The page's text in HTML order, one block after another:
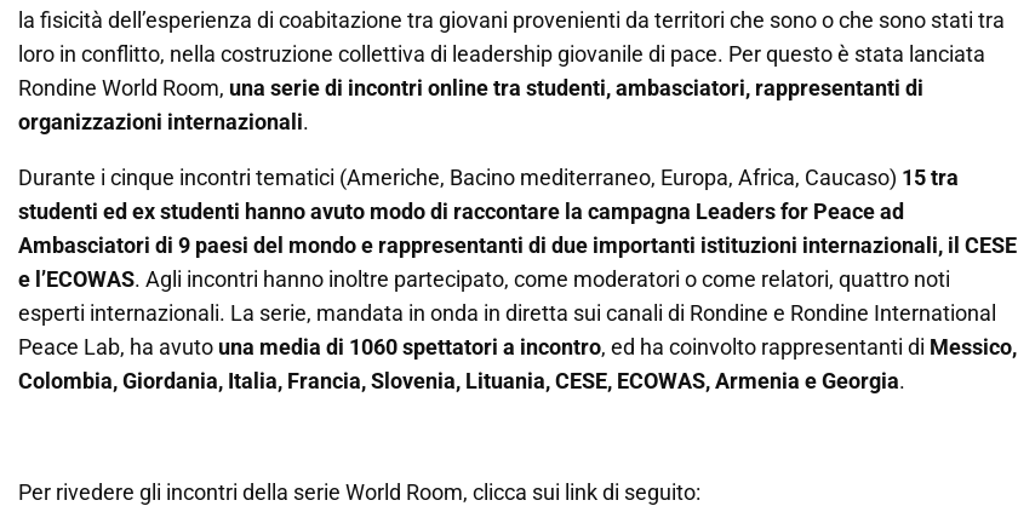
la fisicità dell’esperienza di coabitazione tra giovani provenienti da territori che sono o che sono stati tra
loro in conflitto, nella costruzione collettiva di leadership giovanile di pace. Per questo è stata lanciata
Rondine World Room, una serie di incontri online tra studenti, ambasciatori, rappresentanti di
organizzazioni internazionali.
Durante i cinque incontri tematici (Americhe, Bacino mediterraneo, Europa, Africa, Caucaso) 15 tra
studenti ed ex studenti hanno avuto modo di raccontare la campagna Leaders for Peace ad
Ambasciatori di 9 paesi del mondo e rappresentanti di due importanti istituzioni internazionali, il CESE
e l’ECOWAS. Agli incontri hanno inoltre partecipato, come moderatori o come relatori, quattro noti
esperti internazionali. La serie, mandata in onda in diretta sui canali di Rondine e Rondine International
Peace Lab, ha avuto una media di 1060 spettatori a incontro, ed ha coinvolto rappresentanti di Messico,
Colombia, Giordania, Italia, Francia, Slovenia, Lituania, CESE, ECOWAS, Armenia e Georgia.
Per rivedere gli incontri della serie World Room, clicca sui link di seguito: